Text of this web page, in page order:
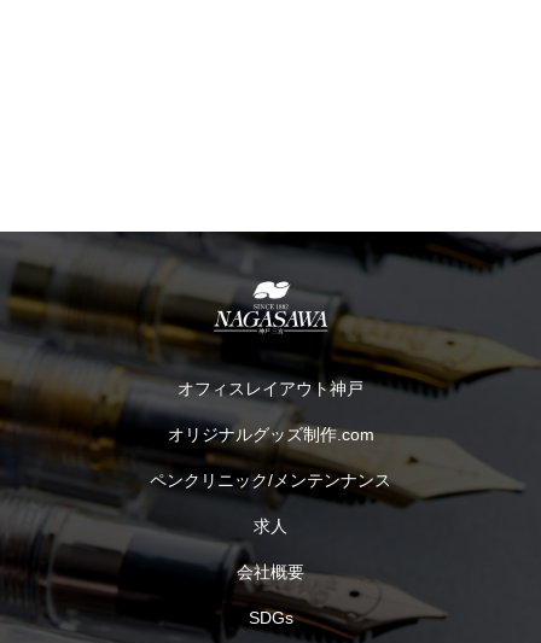
オフィスレイアウト神戸
オリジナルグッズ制作.com
ペンクリニック/メンテンナンス
求人
会社概要
SDGs